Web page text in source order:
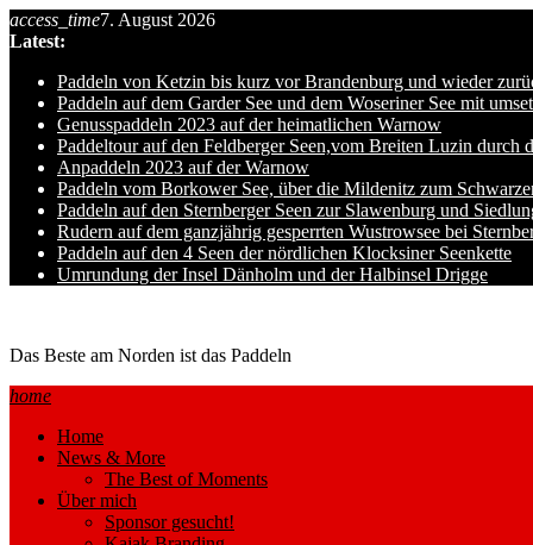
Skip
to
access_time7. August 2026
Latest:
Paddeln von Ketzin bis kurz vor Brandenburg und wieder
Paddeln auf dem Garder See und dem Woseriner See mit
Genusspaddeln 2023 auf der heimatlichen Warnow
Paddeltour auf den Feldberger Seen,vom Breiten Luzin
Anpaddeln 2023 auf der Warnow
Paddeln vom Borkower See, über die Mildenitz zum
Paddeln auf den Sternberger Seen zur Slawenburg und
Rudern auf dem ganzjährig gesperrten Wustrowsee bei
Paddeln auf den 4 Seen der nördlichen Klocksiner Seenkette
Umrundung der Insel Dänholm und der Halbinsel Drigge
Das Beste am Norden ist das Paddeln
home
Home
News & More
The Best of Moments
Über mich
Sponsor gesucht!